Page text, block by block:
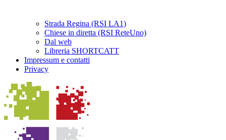
Strada Regina (RSI LA1)
Chiese in diretta (RSI ReteUno)
Dal web
Libreria SHORTCATT
Impressum e contatti
Privacy